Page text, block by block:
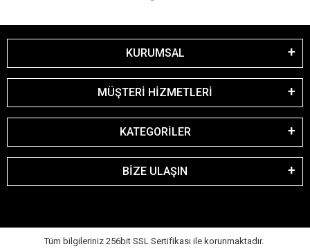
KURUMSAL
MÜŞTERİ HİZMETLERİ
KATEGORİLER
BİZE ULAŞIN
Tüm bilgileriniz 256bit SSL Sertifikası ile korunmaktadır.